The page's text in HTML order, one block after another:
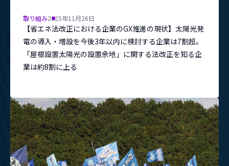
取り組み2025年11月26日
【省エネ法改正における企業のGX推進の現状】太陽光発
電の導入・増設を今後3年以内に検討する企業は7割超。
「屋根設置太陽光の設置余地」に関する法改正を知る企
業は約8割に上る